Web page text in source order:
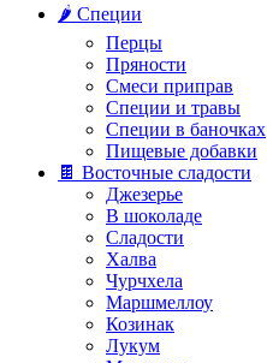
🌶️ Специи
Перцы
Пряности
Смеси приправ
Специи и травы
Специи в баночках
Пищевые добавки
🍫 Восточные сладости
Джезерье
В шоколаде
Сладости
Халва
Чурчхела
Маршмеллоу
Козинак
Лукум